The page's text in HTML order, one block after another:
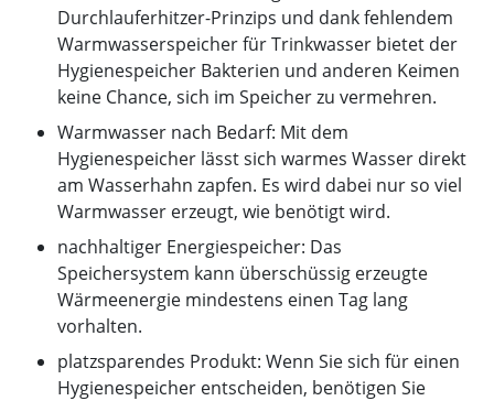
Durchlauferhitzer-Prinzips und dank fehlendem
Warmwasserspeicher für Trinkwasser bietet der
Hygienespeicher Bakterien und anderen Keimen
keine Chance, sich im Speicher zu vermehren.
Warmwasser nach Bedarf: Mit dem
Hygienespeicher lässt sich warmes Wasser direkt
am Wasserhahn zapfen. Es wird dabei nur so viel
Warmwasser erzeugt, wie benötigt wird.
nachhaltiger Energiespeicher: Das
Speichersystem kann überschüssig erzeugte
Wärmeenergie mindestens einen Tag lang
vorhalten.
platzsparendes Produkt: Wenn Sie sich für einen
Hygienespeicher entscheiden, benötigen Sie